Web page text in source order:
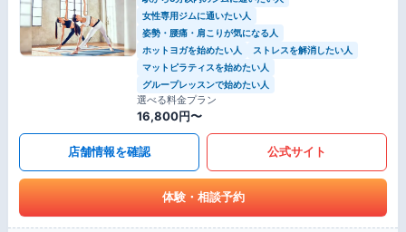
女性専用ジムに通いたい人
姿勢・腰痛・肩こりが気になる人
ホットヨガを始めたい人
ストレスを解消したい人
マットピラティスを始めたい人
グループレッスンで始めたい人
選べる料金プラン
16,800円〜
店舗情報を確認 公式サイト
体験・相談予約